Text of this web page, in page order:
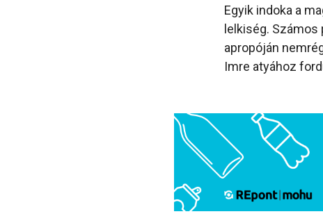
Egyik indoka a
lelkiség.
apropóján
Imre atyához